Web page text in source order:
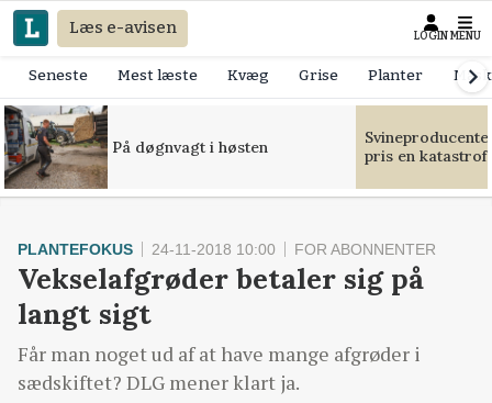
Læs e-avisen LOGIN MENU
Seneste Mest læste Kvæg Grise Planter
På døgnvagt i høsten
pris en
PLANTEFOKUS 24-11-2018 10:00 FOR ABONNENTER
Vekselafgrøder betaler sig på
langt sigt
Får man noget ud af at have mange afgrøder i
sædskiftet? DLG mener klart ja.